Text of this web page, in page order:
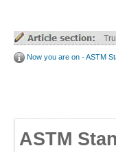
Now you are on - ASTM
ASTM